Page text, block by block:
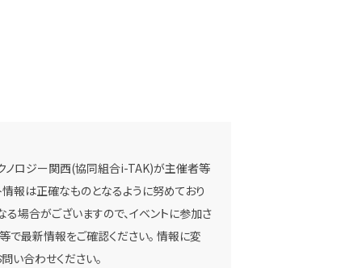
クノロジー関西(協同組合i-TAK)が主催者等
情報は正確なものとなるように努めており
る場合がございますので、イベントに参加さ
で最新情報をご確認ください。 情報に変
い合わせください。